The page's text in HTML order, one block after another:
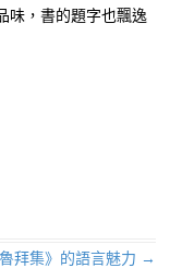
味，書的題字也飄逸
拜集》的語言魅力 →